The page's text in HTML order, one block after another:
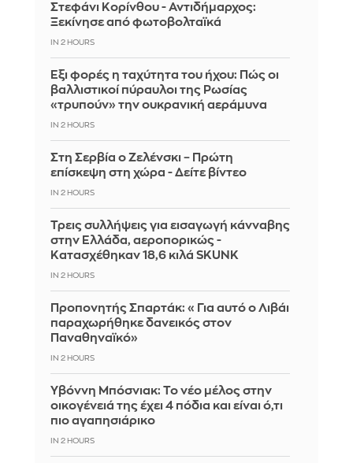
Στεφάνι Κορίνθου - Αντιδήμαρχος:
Ξεκίνησε από φωτοβολταϊκά
IN 2 HOURS
Έξι φορές η ταχύτητα του ήχου: Πώς οι
βαλλιστικοί πύραυλοι της Ρωσίας
«τρυπούν» την ουκρανική αεράμυνα
IN 2 HOURS
Στη Σερβία ο Ζελένσκι – Πρώτη
επίσκεψη στη χώρα - Δείτε βίντεο
IN 2 HOURS
Τρεις συλλήψεις για εισαγωγή κάνναβης
στην Ελλάδα, αεροπορικώς -
Κατασχέθηκαν 18,6 κιλά SKUNK
IN 2 HOURS
Προπονητής Σπαρτάκ: «Για αυτό ο Λιβάι
παραχωρήθηκε δανεικός στον
Παναθηναϊκό»
IN 2 HOURS
Υβόννη Μπόσνιακ: Το νέο μέλος στην
οικογένειά της έχει 4 πόδια και είναι ό,τι
πιο αγαπησιάρικο
IN 2 HOURS